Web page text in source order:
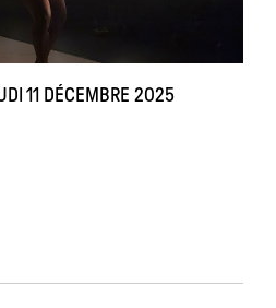
11 DÉCEMBRE 2025